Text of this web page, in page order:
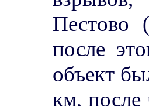
Пестово
после
объект
км, после